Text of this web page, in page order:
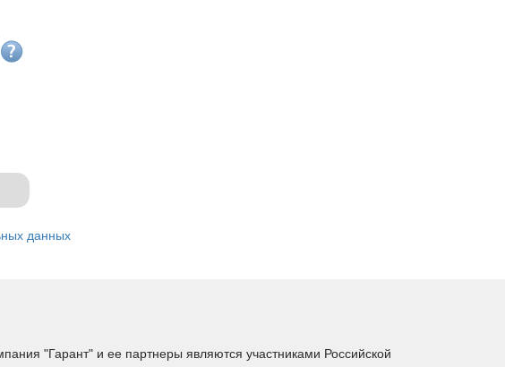
данных
"Гарант" и ее партнеры являются участниками Российской